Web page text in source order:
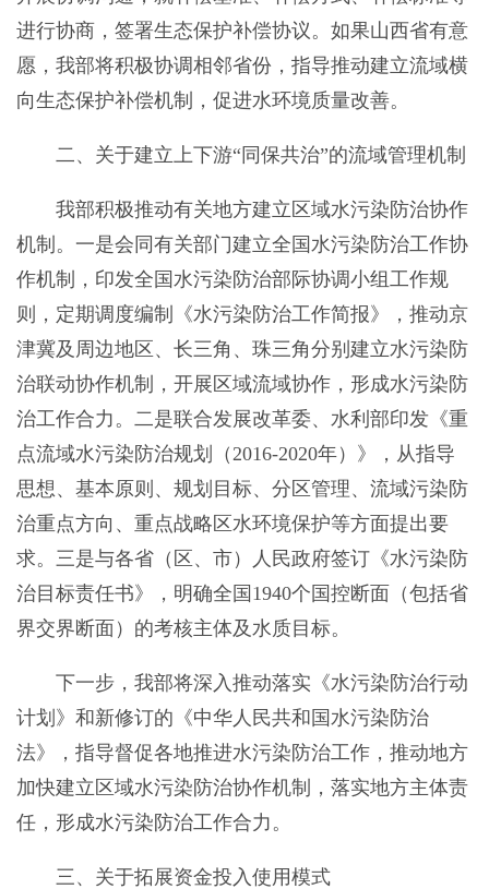
进行协商，签署生态保护补偿协议。如果山西省有意
愿，我部将积极协调相邻省份，指导推动建立流域横
向生态保护补偿机制，促进水环境质量改善。
二、关于建立上下游“同保共治”的流域管理机制
我部积极推动有关地方建立区域水污染防治协作
机制。一是会同有关部门建立全国水污染防治工作协
作机制，印发全国水污染防治部际协调小组工作规
则，定期调度编制《水污染防治工作简报》，推动京
津冀及周边地区、长三角、珠三角分别建立水污染防
治联动协作机制，开展区域流域协作，形成水污染防
治工作合力。二是联合发展改革委、水利部印发《重
点流域水污染防治规划（2016-2020年）》，从指导
思想、基本原则、规划目标、分区管理、流域污染防
治重点方向、重点战略区水环境保护等方面提出要
求。三是与各省（区、市）人民政府签订《水污染防
治目标责任书》，明确全国1940个国控断面（包括省
界交界断面）的考核主体及水质目标。
下一步，我部将深入推动落实《水污染防治行动
计划》和新修订的《中华人民共和国水污染防治
法》，指导督促各地推进水污染防治工作，推动地方
加快建立区域水污染防治协作机制，落实地方主体责
任，形成水污染防治工作合力。
三、关于拓展资金投入使用模式